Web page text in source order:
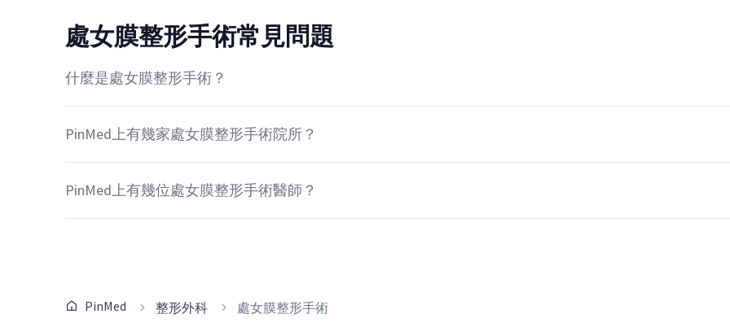
處女膜整形手術常見問題
什麼是處女膜整形手術？
PinMed上有幾家處女膜整形手術院所？
PinMed上有幾位處女膜整形手術醫師？
PinMed 整形外科
處女膜整形手術